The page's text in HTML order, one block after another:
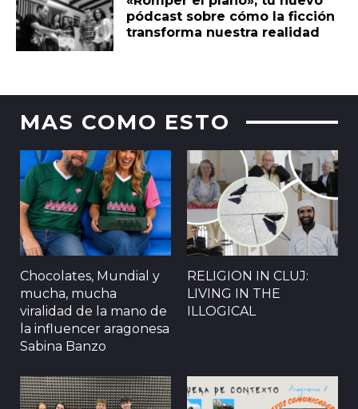
pódcast sobre cómo la ficción
transforma nuestra realidad
MAS COMO ESTO
Chocolates, Mundial y
mucha, mucha
viralidad de la mano de
la influencer aragonesa
Sabina Banzo
RELIGION IN CLUJ:
LIVING IN THE
ILLOGICAL